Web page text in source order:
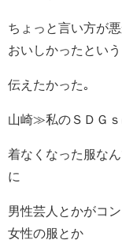
ちょっと言い方が
おいしかったとい
伝えたかった｡
山崎≫私のＳＤＧｓ
着なくなった服な
に
男性芸人とかがコ
女性の服とか